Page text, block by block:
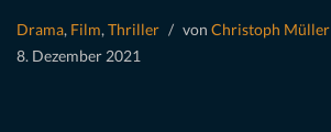
Drama, Film, Thriller von Christoph Müller
8. Dezember 2021